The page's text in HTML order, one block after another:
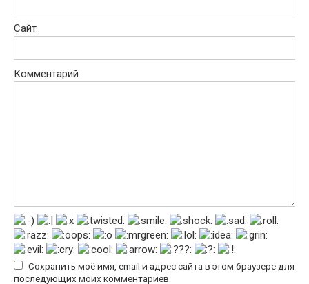
Сайт
Комментарий
Сохранить моё имя, email и адрес сайта в этом браузере для
последующих моих комментариев.